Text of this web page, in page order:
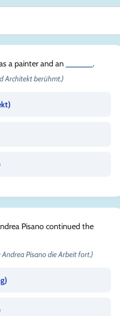
a painter and an .
Architekt berühmt.)
)
Pisano continued the
Pisano die Arbeit fort.)
)